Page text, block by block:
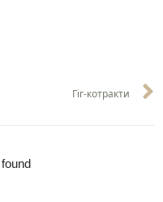
Гіг-котракти